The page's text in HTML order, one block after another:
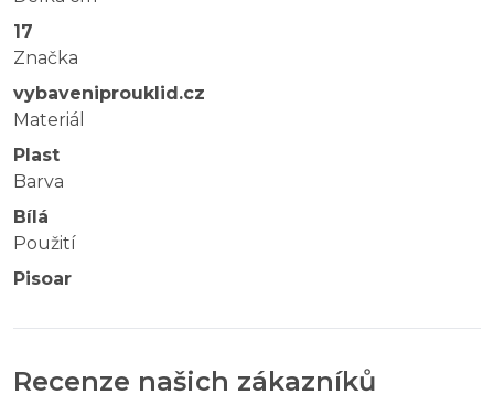
17
Značka
vybaveniprouklid.cz
Materiál
Plast
Barva
Bílá
Použití
Pisoar
Recenze našich zákazníků